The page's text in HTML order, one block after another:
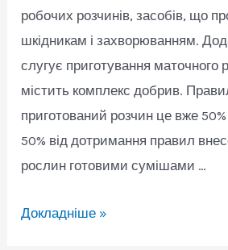
робочих розчинів, засобів, що
шкідникам і захворюванням.
слугує приготування маточного
містить комплекс добрив.
приготований розчин це вже
50% від дотримання правил
рослин готовими сумішами …
Робочий
Докладніше »